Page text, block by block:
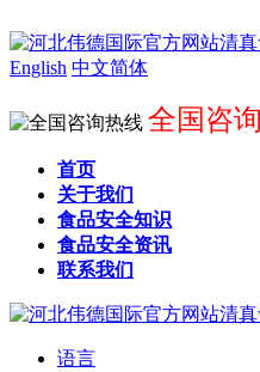
English 中文简体
全国咨
首页
关于我们
食品安全知识
食品安全资讯
联系我们
语言